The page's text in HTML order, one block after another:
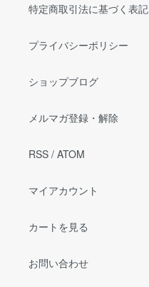
特定商取引法に基づく表記
プライバシーポリシー
ショップブログ
メルマガ登録・解除
RSS / ATOM
マイアカウント
カートを見る
お問い合わせ